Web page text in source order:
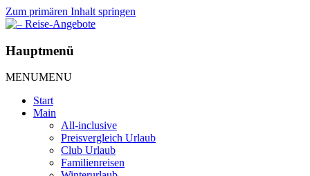
Zum primären Inhalt springen
– Reise-Angebote
Hauptmenü
MENUMENU
Start
Main
All-inclusive
Preisvergleich Urlaub
Club Urlaub
Familienreisen